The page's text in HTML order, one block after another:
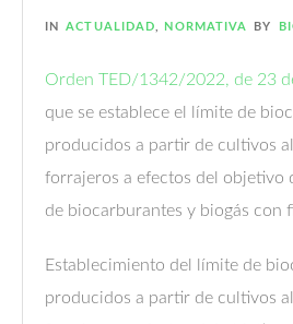
IN ACTUALIDAD NORMATIVA BY
Orden TED/1342/2022, de 23
que se establece el límite de
producidos a partir de cultivos
forrajeros a efectos del objetivo
de biocarburantes y biogás con
Establecimiento del límite de
producidos a partir de cultivos